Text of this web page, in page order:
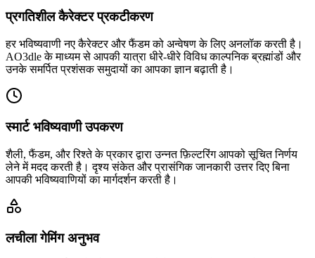
प्रगतिशील कैरेक्टर प्रकटीकरण
हर भविष्यवाणी नए कैरेक्टर और फैंडम को अन्वेषण के लिए अनलॉक करती है।
AO3dle के माध्यम से आपकी यात्रा धीरे-धीरे विविध काल्पनिक ब्रह्मांडों और
उनके समर्पित प्रशंसक समुदायों का आपका ज्ञान बढ़ाती है।
स्मार्ट भविष्यवाणी उपकरण
शैली, फैंडम, और रिश्ते के प्रकार द्वारा उन्नत फ़िल्टरिंग आपको सूचित निर्णय
लेने में मदद करती है। दृश्य संकेत और प्रासंगिक जानकारी उत्तर दिए बिना
आपकी भविष्यवाणियों का मार्गदर्शन करती है।
लचीला गेमिंग अनुभव